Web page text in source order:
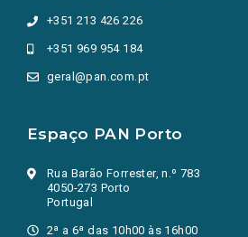
+351 213 426 226
+351 969 954 184
geral@pan.com.pt
Espaço PAN Porto
Rua Barão Forrester, n.º 783
4050-273 Porto
Portugal
2ª a 6ª das 10h00 às 16h00